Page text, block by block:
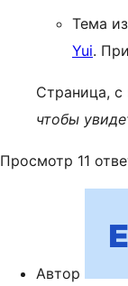
Тема
Yui.
Страница,
чтобы
Просмотр 11
Автор